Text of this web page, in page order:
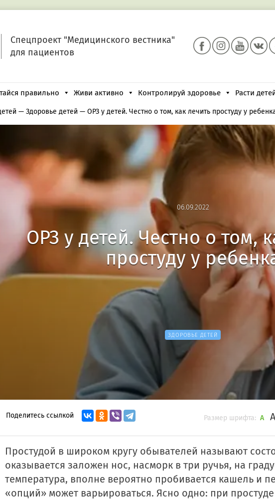
Спецпроект "Медицинского вестника"
для пациентов
правильно Живи активно Контролируй здоровье Расти
— Здоровье детей — ОРЗ у детей. Честно о том, как лечить простуду у
06.09.2022
ОРЗ у детей. Честно о том,
простуду у
ЗДОРОВЬЕ ДЕТЕЙ
Поделитесь ссылкой Размер шрифта: A A
Простудой в широком кругу обывателей называют
оказывается заложен нос, насморк в три ручья, на
температура, вполне вероятно пробивается кашель и
«опций» может варьироваться. Ясно одно: при